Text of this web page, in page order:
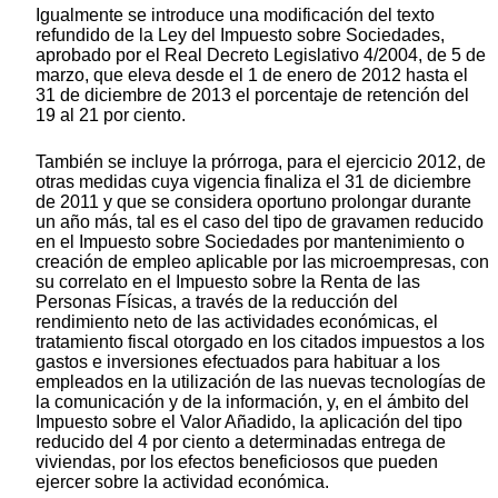
Igualmente se introduce una modificación del texto
refundido de la Ley del Impuesto sobre Sociedades,
aprobado por el Real Decreto Legislativo 4/2004, de 5 de
marzo, que eleva desde el 1 de enero de 2012 hasta el
31 de diciembre de 2013 el porcentaje de retención del
19 al 21 por ciento.
También se incluye la prórroga, para el ejercicio 2012, de
otras medidas cuya vigencia finaliza el 31 de diciembre
de 2011 y que se considera oportuno prolongar durante
un año más, tal es el caso del tipo de gravamen reducido
en el Impuesto sobre Sociedades por mantenimiento o
creación de empleo aplicable por las microempresas, con
su correlato en el Impuesto sobre la Renta de las
Personas Físicas, a través de la reducción del
rendimiento neto de las actividades económicas, el
tratamiento fiscal otorgado en los citados impuestos a los
gastos e inversiones efectuados para habituar a los
empleados en la utilización de las nuevas tecnologías de
la comunicación y de la información, y, en el ámbito del
Impuesto sobre el Valor Añadido, la aplicación del tipo
reducido del 4 por ciento a determinadas entrega de
viviendas, por los efectos beneficiosos que pueden
ejercer sobre la actividad económica.